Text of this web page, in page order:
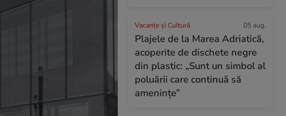
Vacanțe și Cultură 05 aug.
Plajele de la Marea Adriatică,
acoperite de dischete negre
din plastic: „Sunt un simbol al
poluării care continuă să
amenințe”